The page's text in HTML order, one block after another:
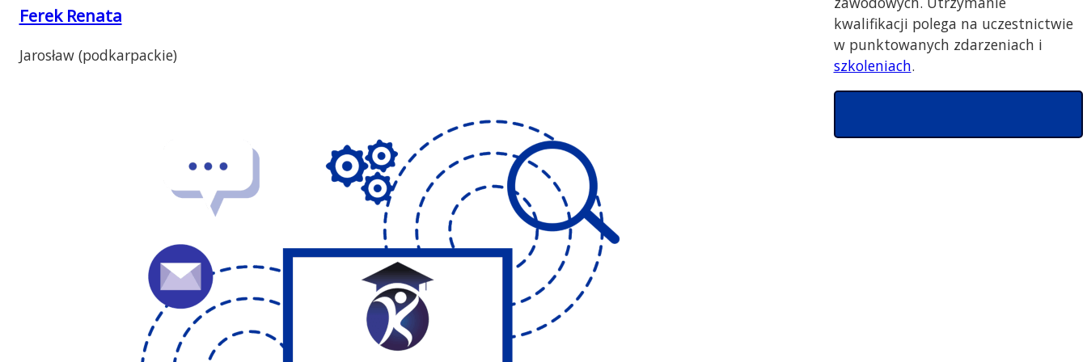
Ferek Renata
Jarosław (podkarpackie)
kwalifikacji polega na uczestnictwie
w punktowanych zdarzeniach i
szkoleniach.